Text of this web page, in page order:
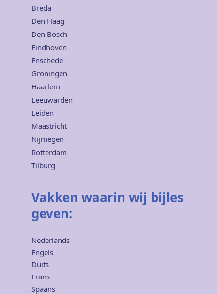
Breda
Den Haag
Den Bosch
Eindhoven
Enschede
Groningen
Haarlem
Leeuwarden
Leiden
Maastricht
Nijmegen
Rotterdam
Tilburg
Vakken waarin wij bijles
geven:
Nederlands
Engels
Duits
Frans
Spaans